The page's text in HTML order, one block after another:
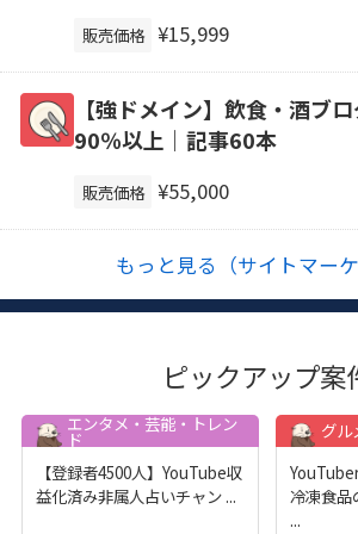
販売価格 ¥15,999
【強ドメイン】飲食・酒ブ
90％以上｜記事60本
販売価格 ¥55,000
もっと見る（サイトマーケ
ピックアップ案
エンタメ・芸能・トレン
ド
【登録者4500人】YouTube収
益化済み非属人占いチャン ...
グル
冷凍食品
...